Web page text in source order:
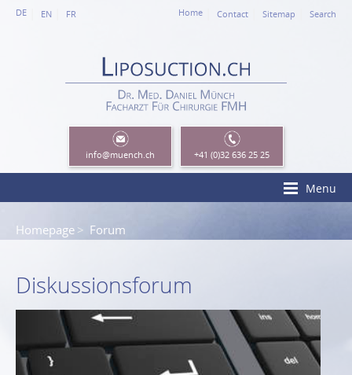
DE EN FR Home Contact Sitemap Search
Menu
Homepage Forum
Diskussionsforum
info@muench.ch +41 (0)32 636 25 25